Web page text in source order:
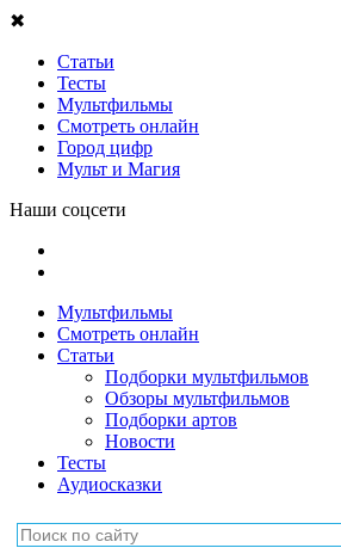
✖
Статьи
Тесты
Мультфильмы
Смотреть онлайн
Город цифр
Мульт и Магия
Наши соцсети
Мультфильмы
Смотреть онлайн
Статьи
Подборки мультфильмов
Обзоры мультфильмов
Подборки артов
Новости
Тесты
Аудиосказки